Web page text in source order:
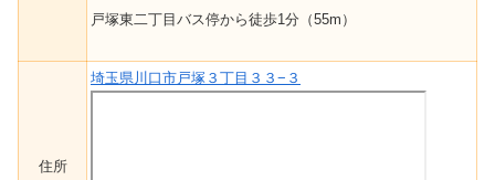
戸塚東二丁目バス停から徒歩1分（55m）
住所
埼玉県川口市戸塚３丁目３３−３